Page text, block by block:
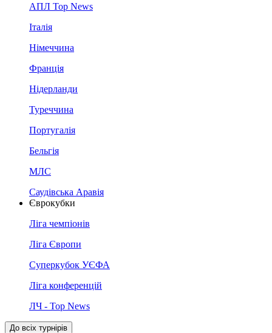
АПЛ Top News
Італія
Німеччина
Франція
Нідерланди
Туреччина
Португалія
Бельгія
МЛС
Саудівська Аравія
Єврокубки
Ліга чемпіонів
Ліга Європи
Суперкубок УЄФА
Ліга конференцій
ЛЧ - Top News
До всіх турнірів